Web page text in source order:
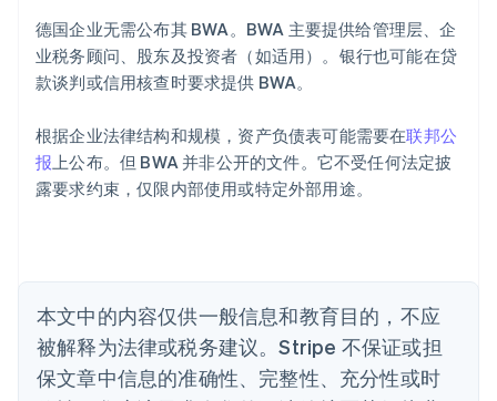
德国企业无需公布其 BWA。BWA 主要提供给管理层、企
业税务顾问、股东及投资者（如适用）。银行也可能在贷
款谈判或信用核查时要求提供 BWA。
根据企业法律结构和规模，资产负债表可能需要在联邦公
报上公布。但 BWA 并非公开的文件。它不受任何法定披
露要求约束，仅限内部使用或特定外部用途。
本文中的内容仅供一般信息和教育目的，不应
被解释为法律或税务建议。Stripe 不保证或担
保文章中信息的准确性、完整性、充分性或时
English
爱沙尼亚
English
澳大利亚
English
巴西
比利时
波兰
English
丹麦
English